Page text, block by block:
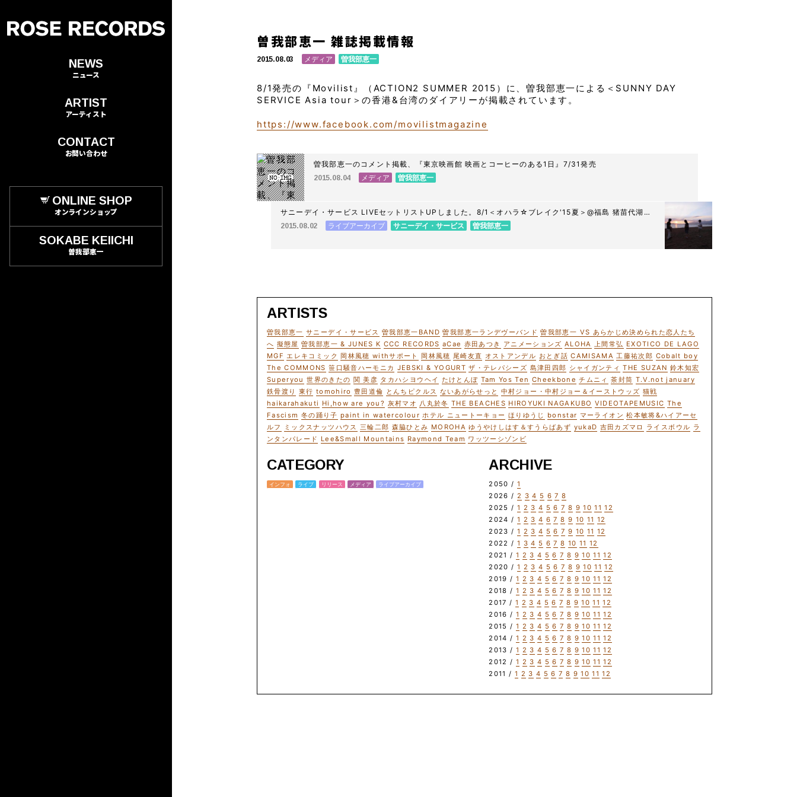
NEWS
ニュース
ARTIST
アーティスト
CONTACT
お問い合わせ
ONLINE SHOP
オンラインショップ
SOKABE KEIICHI
曽我部恵一
曽我部恵一 雑誌掲載情報
2015.08.03 メディア 曽我部恵一
8/1発売の『Movilist』（ACTION2 SUMMER 2015）に、曽我部恵一による＜SUNNY DAY
SERVICE Asia tour＞の香港&台湾のダイアリーが掲載されています。
https://www.facebook.com/movilistmagazine
曽我部恵一のコメント掲載、『東京映画館 映画とコーヒーのある1日』7/31発売
2015.08.04 メディア 曽我部恵一
サニーデイ・サービス LIVEセットリストUPしました。8/1＜オハラ☆ブレイク'15夏＞@福島 猪苗代湖畔
天神浜
2015.08.02 ライブアーカイブ サニーデイ・サービス 曽我部恵一
ARTISTS
曽我部恵一 サニーデイ・サービス 曽我部恵一BAND 曽我部恵一ランデヴーバンド 曽我部恵一 VS あらかじめ決められた恋人たち
へ 擬態屋 曽我部恵一 & JUNES K CCC RECORDS aCae 赤田あつき アニメーションズ ALOHA 上間常弘 EXOTICO DE LAGO
MGF エレキコミック 岡林風穂 withサポート 岡林風穂 尾崎友直 オストアンデル おとぎ話 CAMISAMA 工藤祐次郎 Cobalt boy
The COMMONS 笹口騒音ハーモニカ JEBSKI & YOGURT ザ・テレパシーズ 島津田四郎 シャイガンティ THE SUZAN 鈴木知宏
Superyou 世界のきたの 関 美彦 タカハシヨウヘイ たけとんぼ Tam Yos Ten Cheekbone チムニィ 茶封筒 T.V.not january
鉄骨渡り 東行 tomohiro 豊田道倫 とんちピクルス ないあがらせっと 中村ジョー・中村ジョー＆イーストウッズ 猫戦
haikarahakuti Hi,how are you? 灰村マオ 八丸於冬 THE BEACHES HIROYUKI NAGAKUBO VIDEOTAPEMUSIC The
Fascism 冬の踊り子 paint in watercolour ホテル ニュートーキョー ほりゆうじ bonstar マーライオン 松本敏将&ハイアーセ
ルフ
ミックスナッツハウス 三輪二郎 森脇ひとみ MOROHA ゆうやけしはす＆すうらばあず yukaD 吉田カズマロ ライスボウル ラ
ンタンパレード Lee&Small Mountains Raymond Team ワッツーシゾンビ
CATEGORY
インフォ ライブ リリース メディア ライブアーカイブ
ARCHIVE
2050 / 1
2026 / 2 3 4 5 6 7 8
2025 / 1 2 3 4 5 6 7 8 9 10 11 12
2024 / 1 2 3 4 6 7 8 9 10 11 12
2023 / 1 2 3 4 5 6 7 9 10 11 12
2022 / 1 3 4 5 6 7 8 10 11 12
2021 / 1 2 3 4 5 6 7 8 9 10 11 12
2020 / 1 2 3 4 5 6 7 8 9 10 11 12
2019 / 1 2 3 4 5 6 7 8 9 10 11 12
2018 / 1 2 3 4 5 6 7 8 9 10 11 12
2017 / 1 2 3 4 5 6 7 8 9 10 11 12
2016 / 1 2 3 4 5 6 7 8 9 10 11 12
2015 / 1 2 3 4 5 6 7 8 9 10 11 12
2014 / 1 2 3 4 5 6 7 8 9 10 11 12
2013 / 1 2 3 4 5 6 7 8 9 10 11 12
2012 / 1 2 3 4 5 6 7 8 9 10 11 12
2011 / 1 2 3 4 5 6 7 8 9 10 11 12